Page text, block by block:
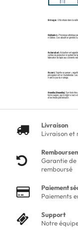
Srinagar:Ville située dans la
Stylisation:Processus artistique
modèles. Ceci aboutit en général à
Sultanabad:Actuellement
centres de production important de
fabrication de tapis aux colorants
Suzani:Signifie en persan «
principalement en Ouzbékistan. Les
marié le jour du mariage.
Svastika (Swastika):Symbole très
bonne augure, que le régime nazi a
et les tissés plat beloutch.
Livraison
Livraison et
Garantie de
remboursé
Paiement
Paiements
Support
Notre